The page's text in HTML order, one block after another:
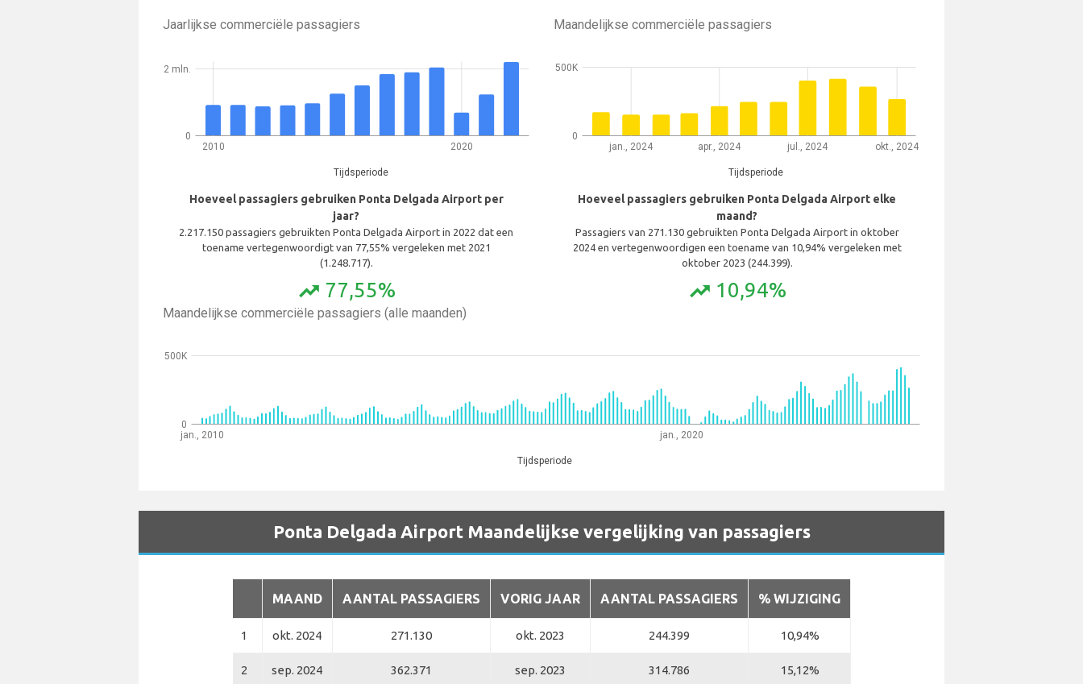
Jaarlijkse commerciële passagiers
2010 2020
Tijdsperiode
0
2 mln.
Hoeveel passagiers gebruiken Ponta Delgada Airport per
jaar?
2.217.150 passagiers gebruikten Ponta Delgada Airport in 2022 dat een
toename vertegenwoordigt van 77,55% vergeleken met 2021
(1.248.717).
trending_up 77,55%
Maandelijkse commerciële passagiers
jan., 2024 apr., 2024 jul., 2024 okt., 2024
Tijdsperiode
0
500K
Hoeveel passagiers gebruiken Ponta Delgada Airport elke
maand?
Passagiers van 271.130 gebruikten Ponta Delgada Airport in oktober
2024 en vertegenwoordigen een toename van 10,94% vergeleken met
oktober 2023 (244.399).
trending_up 10,94%
Maandelijkse commerciële passagiers (alle maanden)
jan., 2010 jan., 2020
Tijdsperiode
0
500K
Ponta Delgada Airport Maandelijkse vergelijking van passagiers
MAAND AANTAL PASSAGIERS VORIG JAAR AANTAL PASSAGIERS % WIJZIGING
1 okt. 2024 271.130 okt. 2023 244.399 10,94%
2 sep. 2024 362.371 sep. 2023 314.786 15,12%